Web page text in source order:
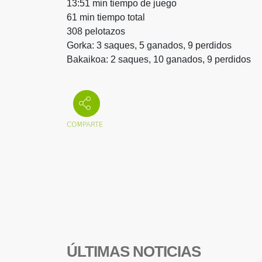
13:51 min tiempo de juego
61 min tiempo total
308 pelotazos
Gorka: 3 saques, 5 ganados, 9 perdidos
Bakaikoa: 2 saques, 10 ganados, 9 perdidos
ÚLTIMAS NOTICIAS